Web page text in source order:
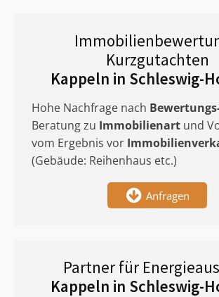
Kurzgutachten
Kappeln in Schleswig-
Hohe Nachfrage nach
Beratung zu Immobilienart und
vom Ergebnis vor
(Gebäude: Reihenhaus etc.)
Anfragen
Partner für
Kappeln in Schleswig-